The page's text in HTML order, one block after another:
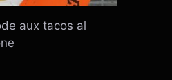
aux tacos al